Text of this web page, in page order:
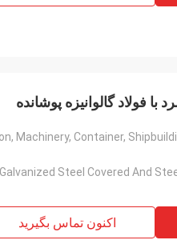
Machinery, Container,
Steel Covered And
اکنون تماس بگیرید